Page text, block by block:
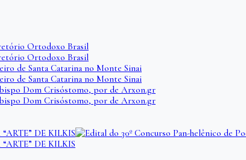
Ortodoxo Brasil
Ortodoxo Brasil
de Santa Catarina no Monte Sinai
de Santa Catarina no Monte Sinai
Dom Crisóstomo, por de Arxon.gr
Dom Crisóstomo, por de Arxon.gr
DE KILKIS
DE KILKIS